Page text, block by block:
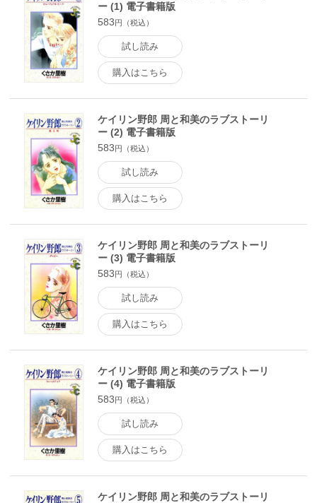
ー (1) 電子書籍版
583円（税込）
試し読み
購入はこちら
ケイリン野郎 周と和美のラブストーリ
ー (2) 電子書籍版
583円（税込）
試し読み
購入はこちら
ケイリン野郎 周と和美のラブストーリ
ー (3) 電子書籍版
583円（税込）
試し読み
購入はこちら
ケイリン野郎 周と和美のラブストーリ
ー (4) 電子書籍版
583円（税込）
試し読み
購入はこちら
ケイリン野郎 周と和美のラブストーリ